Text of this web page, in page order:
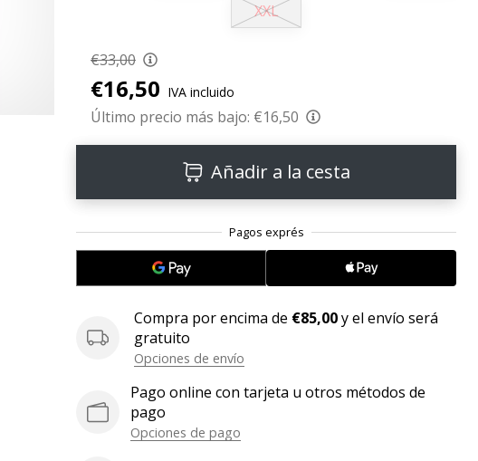
XXL
€33,00
€16,50 IVA incluido
Último precio más bajo: €16,50
Añadir a la cesta
Compra por encima de €85,00y el envío será
gratuito
Opciones de envío
Pago online con tarjeta u otros métodos de
pago
Opciones de pago